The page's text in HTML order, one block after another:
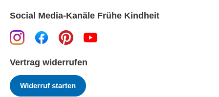
Social Media-Kanäle Frühe Kindheit
Vertrag widerrufen
Widerruf starten